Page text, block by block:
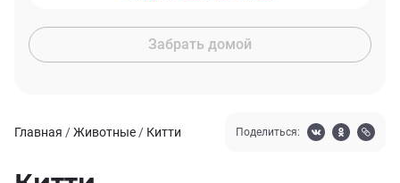
Забрать домой
Главная /Животные / Китти Поделиться: